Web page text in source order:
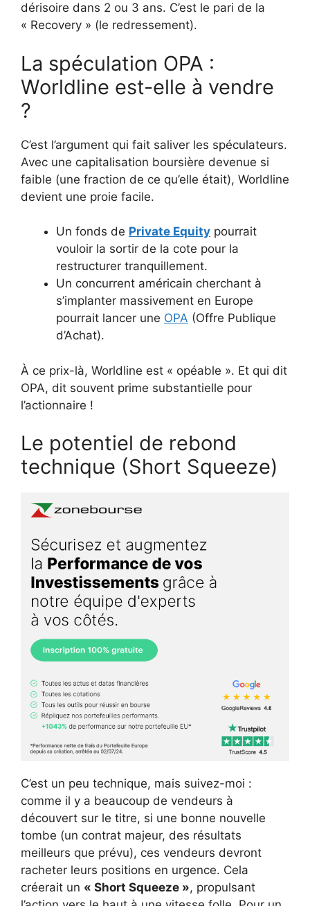
dérisoire dans 2 ou 3 ans. C’est le pari de la
« Recovery » (le redressement).
La spéculation OPA :
Worldline est-elle à vendre
?
C’est l’argument qui fait saliver les spéculateurs.
Avec une capitalisation boursière devenue si
faible (une fraction de ce qu’elle était), Worldline
devient une proie facile.
Un fonds de Private Equity pourrait
vouloir la sortir de la cote pour la
restructurer tranquillement.
Un concurrent américain cherchant à
s’implanter massivement en Europe
pourrait lancer une OPA (Offre Publique
d’Achat).
À ce prix-là, Worldline est « opéable ». Et qui dit
OPA, dit souvent prime substantielle pour
l’actionnaire !
Le potentiel de rebond
technique (Short Squeeze)
C’est un peu technique, mais suivez-moi :
comme il y a beaucoup de vendeurs à
découvert sur le titre, si une bonne nouvelle
tombe (un contrat majeur, des résultats
meilleurs que prévu), ces vendeurs devront
racheter leurs positions en urgence. Cela
créerait un « Short Squeeze », propulsant